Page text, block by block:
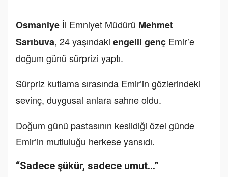
Osmaniye İl Emniyet Müdürü Mehmet
Sarıbuva, 24 yaşındaki engelli genç Emir’e
doğum günü sürprizi yaptı.
Sürpriz kutlama sırasında Emir’in gözlerindeki
sevinç, duygusal anlara sahne oldu.
Doğum günü pastasının kesildiği özel günde
Emir’in mutluluğu herkese yansıdı.
“Sadece şükür, sadece umut…”